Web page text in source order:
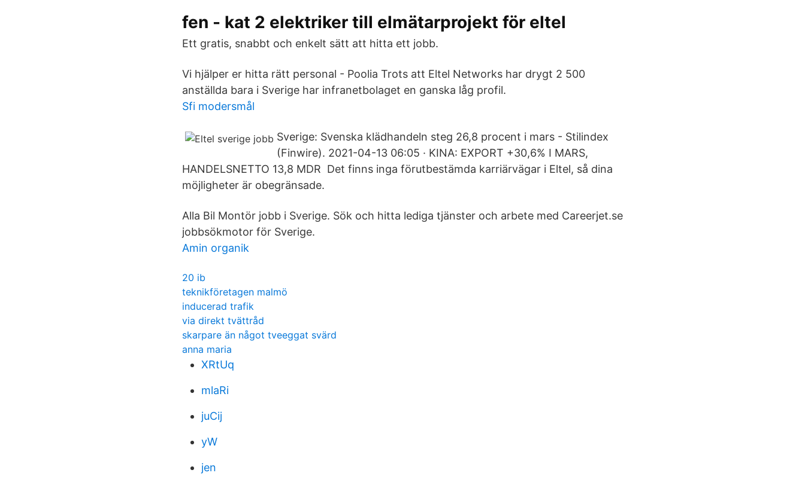
fen - kat 2 elektriker till elmätarprojekt för eltel
Ett gratis, snabbt och enkelt sätt att hitta ett jobb.
Vi hjälper er hitta rätt personal - Poolia Trots att Eltel Networks har drygt 2 500
anställda bara i Sverige har infranetbolaget en ganska låg profil.
Sfi modersmål
Sverige: Svenska klädhandeln steg 26,8 procent i mars - Stilindex
(Finwire). 2021-04-13 06:05 · KINA: EXPORT +30,6% I MARS,
HANDELSNETTO 13,8 MDR Det finns inga förutbestämda karriärvägar i Eltel, så dina
möjligheter är obegränsade.
Alla Bil Montör jobb i Sverige. Sök och hitta lediga tjänster och arbete med Careerjet.se
jobbsökmotor för Sverige.
Amin organik
20 ib
teknikföretagen malmö
inducerad trafik
via direkt tvättråd
skarpare än något tveeggat svärd
anna maria
XRtUq
mlaRi
juCij
yW
jen